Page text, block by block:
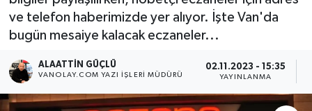
ve telefon haberimizde yer alıyor. İşte Van'da
bugün mesaiye kalacak eczaneler...
ALAATTIN GÜÇLÜ
VANOLAY.COM YAZI İŞLERI MÜDÜRÜ
02.11.2023 - 15:35
YAYINLANMA
Bilim & Teknoloji
Dünya
RESMİ İLANLAR
Son Dakika Haberleri
Haber Arşivi